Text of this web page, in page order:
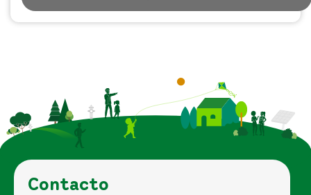
Contacto